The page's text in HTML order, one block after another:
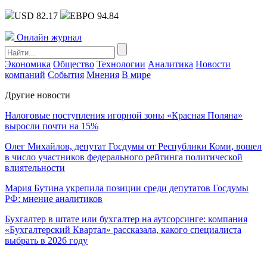
USD 82.17 ЕВРО 94.84
Онлайн журнал
Экономика Общество Технологии Аналитика Новости
компаний События Мнения В мире
Другие новости
Налоговые поступления игорной зоны «Красная Поляна»
выросли почти на 15%
Олег Михайлов, депутат Госдумы от Республики Коми, вошел
в число участников федерального рейтинга политической
влиятельности
Мария Бутина укрепила позиции среди депутатов Госдумы
РФ: мнение аналитиков
Бухгалтер в штате или бухгалтер на аутсорсинге: компания
«Бухгалтерский Квартал» рассказала, какого специалиста
выбрать в 2026 году